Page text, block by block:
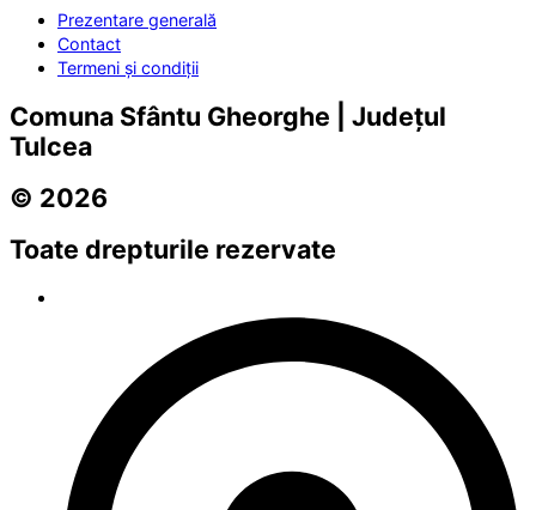
Prezentare generală
Contact
Termeni și condiții
Comuna Sfântu Gheorghe | Județul
Tulcea
© 2026
Toate drepturile rezervate